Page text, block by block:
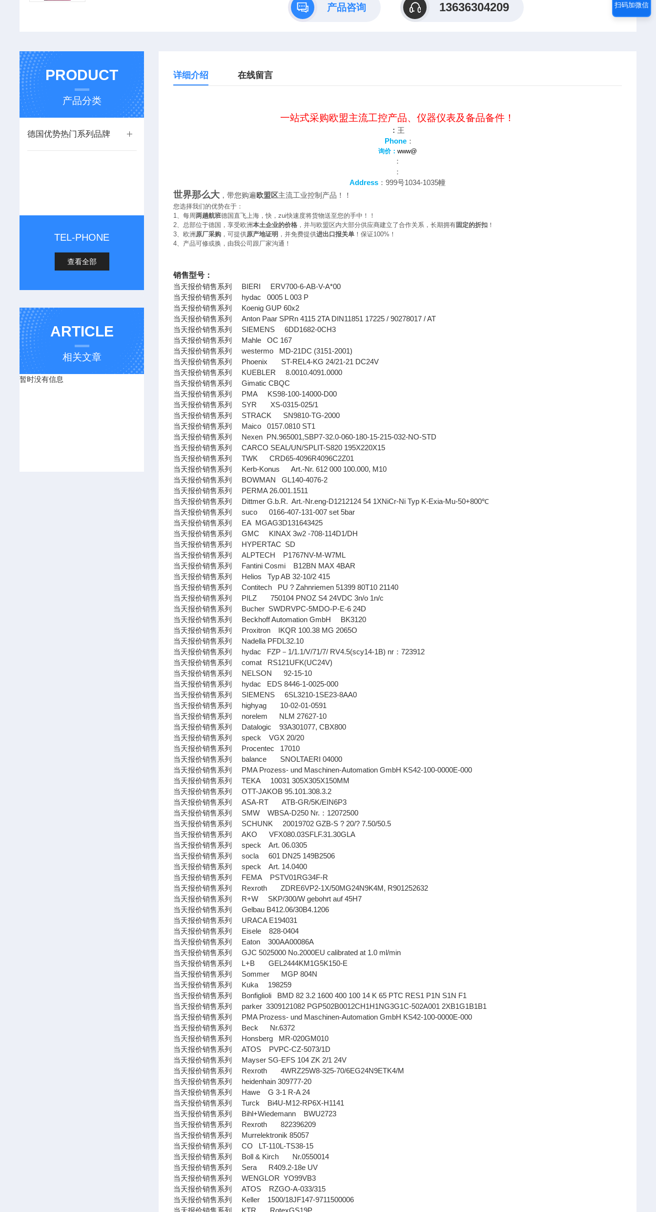
产品咨询 13636304209
PRODUCT
产品分类
德国优势热门系列品牌
TEL-PHONE
查看全部
ARTICLE
相关文章
暂时没有信息
详细介绍 在线留言
一站式采购欧盟主流工控产品、仪器仪表及备品备件！
： 王
Phone ：
询价： www@
：
：
Address：999号1034-1035幢
世界那么大 ，带您购遍欧盟区主流工业控制产品！！
您选择我们的优势在于：
1、每周两趟航班德国直飞上海，快，zui快速度将货物送至您的手中！！
2、总部位于德国，享受欧洲本土企业的价格 ，并与欧盟区内大部分供应商建立了合作关系，长期拥有固定的折扣 ！
3、欧洲 原厂采购 ，可提供原产地证明 ，并免费提供进出口报关单 ！保证100%！
4、产品可修或换，由我公司跟厂家沟通！
销售型号：
当天报价销售系列 BIERI ERV700-6-AB-V-A*00
当天报价销售系列 hydac 0005 L 003 P
当天报价销售系列 Koenig GUP 60x2
当天报价销售系列 Anton Paar SPRn 4115 2TA DIN11851 17225 / 90278017 / AT
当天报价销售系列 SIEMENS 6DD1682-0CH3
当天报价销售系列 Mahle OC 167
当天报价销售系列 westermo MD-21DC (3151-2001)
当天报价销售系列 Phoenix ST-REL4-KG 24/21-21 DC24V
当天报价销售系列 KUEBLER 8.0010.4091.0000
当天报价销售系列 Gimatic CBQC
当天报价销售系列 PMA KS98-100-14000-D00
当天报价销售系列 SYR XS-0315-025/1
当天报价销售系列 STRACK SN9810-TG-2000
当天报价销售系列 Maico 0157.0810 ST1
当天报价销售系列 Nexen PN.965001,SBP7-32.0-060-180-15-215-032-NO-STD
当天报价销售系列 CARCO SEAL/UN/SPLIT-S820 195X220X15
当天报价销售系列 TWK CRD65-4096R4096C2Z01
当天报价销售系列 Kerb-Konus Art.-Nr. 612 000 100.000, M10
当天报价销售系列 BOWMAN GL140-4076-2
当天报价销售系列 PERMA 26.001.1511
当天报价销售系列 Dittmer G.b.R. Art.-Nr.eng-D1212124 54 1XNiCr-Ni Typ K-Exia-Mu-50+800℃
当天报价销售系列 suco 0166-407-131-007 set 5bar
当天报价销售系列 EA MGAG3D131643425
当天报价销售系列 GMC KINAX 3w2 -708-114D1/DH
当天报价销售系列 HYPERTAC SD
当天报价销售系列 ALPTECH P1767NV-M-W7ML
当天报价销售系列 Fantini Cosmi B12BN MAX 4BAR
当天报价销售系列 Helios Typ AB 32-10/2 415
当天报价销售系列 Contitech PU ? Zahnriemen 51399 80T10 21140
当天报价销售系列 PILZ 750104 PNOZ S4 24VDC 3n/o 1n/c
当天报价销售系列 Bucher SWDRVPC-5MDO-P-E-6 24D
当天报价销售系列 Beckhoff Automation GmbH BK3120
当天报价销售系列 Proxitron IKQR 100.38 MG 2065O
当天报价销售系列 Nadella PFDL32.10
当天报价销售系列 hydac FZP－1/1.1/V/71/7/ RV4.5(scy14-1B) nr：723912
当天报价销售系列 comat RS121UFK(UC24V)
当天报价销售系列 NELSON 92-15-10
当天报价销售系列 hydac EDS 8446-1-0025-000
当天报价销售系列 SIEMENS 6SL3210-1SE23-8AA0
当天报价销售系列 highyag 10-02-01-0591
当天报价销售系列 norelem NLM 27627-10
当天报价销售系列 Datalogic 93A301077, CBX800
当天报价销售系列 speck VGX 20/20
当天报价销售系列 Procentec 17010
当天报价销售系列 balance SNOLTAERI 04000
当天报价销售系列 PMA Prozess- und Maschinen-Automation GmbH KS42-100-0000E-000
当天报价销售系列 TEKA 10031 305X305X150MM
当天报价销售系列 OTT-JAKOB 95.101.308.3.2
当天报价销售系列 ASA-RT ATB-GR/5K/EIN6P3
当天报价销售系列 SMW WBSA-D250 Nr.：12072500
当天报价销售系列 SCHUNK 20019702 GZB-S ? 20/? 7.50/50.5
当天报价销售系列 AKO VFX080.03SFLF.31.30GLA
当天报价销售系列 speck Art. 06.0305
当天报价销售系列 socla 601 DN25 149B2506
当天报价销售系列 speck Art. 14.0400
当天报价销售系列 FEMA PSTV01RG34F-R
当天报价销售系列 Rexroth ZDRE6VP2-1X/50MG24N9K4M, R901252632
当天报价销售系列 R+W SKP/300/W gebohrt auf 45H7
当天报价销售系列 Gelbau B412.06/30B4.1206
当天报价销售系列 URACA E194031
当天报价销售系列 Eisele 828-0404
当天报价销售系列 Eaton 300AA00086A
当天报价销售系列 GJC 5025000 No.2000EU calibrated at 1.0 ml/min
当天报价销售系列 L+B GEL2444KM1G5K150-E
当天报价销售系列 Sommer MGP 804N
当天报价销售系列 Kuka 198259
当天报价销售系列 Bonfiglioli BMD 82 3.2 1600 400 100 14 K 65 PTC RES1 P1N S1N F1
当天报价销售系列 parker 3309121082 PGP502B0012CH1H1NG3G1C-502A001 2XB1G1B1B1
当天报价销售系列 PMA Prozess- und Maschinen-Automation GmbH KS42-100-0000E-000
当天报价销售系列 Beck Nr.6372
当天报价销售系列 Honsberg MR-020GM010
当天报价销售系列 ATOS PVPC-CZ-5073/1D
当天报价销售系列 Mayser SG-EFS 104 ZK 2/1 24V
当天报价销售系列 Rexroth 4WRZ25W8-325-70/6EG24N9ETK4/M
当天报价销售系列 heidenhain 309777-20
当天报价销售系列 Hawe G 3-1 R-A 24
当天报价销售系列 Turck Bi4U-M12-RP6X-H1141
当天报价销售系列 Bihl+Wiedemann BWU2723
当天报价销售系列 Rexroth 822396209
当天报价销售系列 Murrelektronik 85057
当天报价销售系列 CO LT-110L-TS38-15
当天报价销售系列 Boll & Kirch Nr.0550014
当天报价销售系列 Sera R409.2-18e UV
当天报价销售系列 WENGLOR YO99VB3
当天报价销售系列 ATOS RZGO-A-033/315
当天报价销售系列 Keller 1500/18JF147-9711500006
扫码加微信